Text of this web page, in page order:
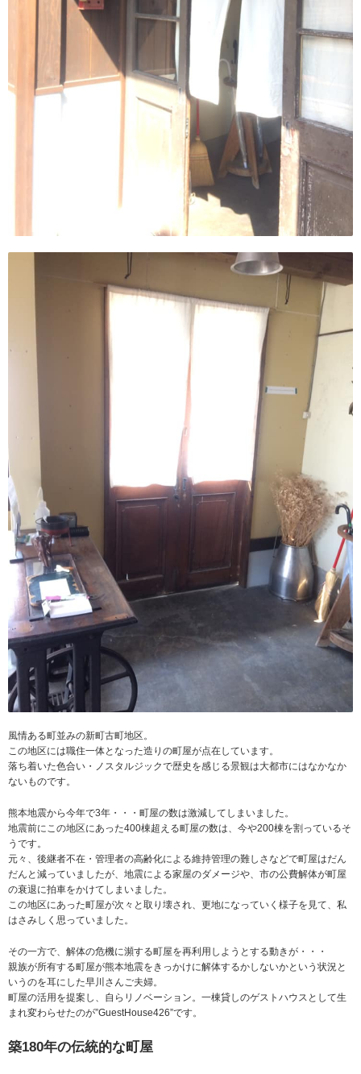
風情ある町並みの新町古町地区。
この地区には職住一体となった造りの町屋が点在しています。
落ち着いた色合い・ノスタルジックで歴史を感じる景観は大都市にはなかなか
ないものです。
熊本地震から今年で3年・・・町屋の数は激減してしまいました。
地震前にこの地区にあった400棟超える町屋の数は、今や200棟を割っているそ
うです。
元々、後継者不在・管理者の高齢化による維持管理の難しさなどで町屋はだん
だんと減っていましたが、地震による家屋のダメージや、市の公費解体が町屋
の衰退に拍車をかけてしまいました。
この地区にあった町屋が次々と取り壊され、更地になっていく様子を見て、私
はさみしく思っていました。
その一方で、解体の危機に瀕する町屋を再利用しようとする動きが・・・
親族が所有する町屋が熊本地震をきっかけに解体するかしないかという状況と
いうのを耳にした早川さんご夫婦。
町屋の活用を提案し、自らリノベーション。一棟貸しのゲストハウスとして生
まれ変わらせたのが”GuestHouse426”です。
築180年の伝統的な町屋